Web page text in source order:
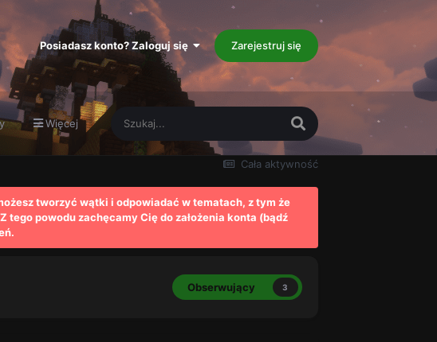
Posiadasz konto? Zaloguj się Zarejestruj się
Więcej
Cała aktywność
tworzyć wątki i odpowiadać w tematach, z tym że
powodu zachęcamy Cię do założenia konta (bądź
Obserwujący 3